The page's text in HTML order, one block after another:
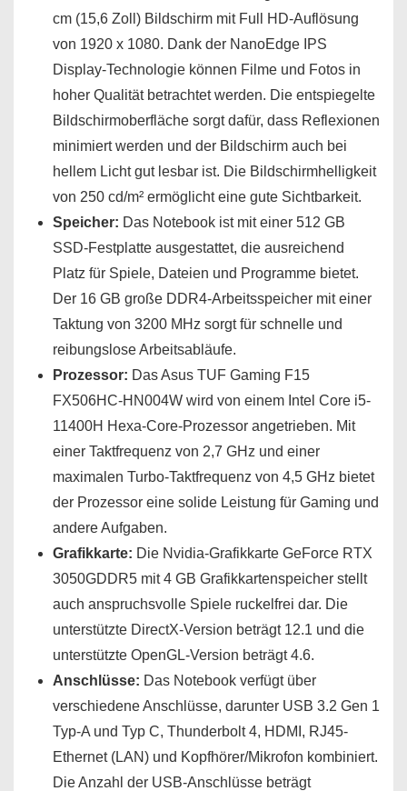
cm (15,6 Zoll) Bildschirm mit Full HD-Auflösung
von 1920 x 1080. Dank der NanoEdge IPS
Display-Technologie können Filme und Fotos in
hoher Qualität betrachtet werden. Die entspiegelte
Bildschirmoberfläche sorgt dafür, dass Reflexionen
minimiert werden und der Bildschirm auch bei
hellem Licht gut lesbar ist. Die Bildschirmhelligkeit
von 250 cd/m² ermöglicht eine gute Sichtbarkeit.
Speicher: Das Notebook ist mit einer 512 GB
SSD-Festplatte ausgestattet, die ausreichend
Platz für Spiele, Dateien und Programme bietet.
Der 16 GB große DDR4-Arbeitsspeicher mit einer
Taktung von 3200 MHz sorgt für schnelle und
reibungslose Arbeitsabläufe.
Prozessor: Das Asus TUF Gaming F15
FX506HC-HN004W wird von einem Intel Core i5-
11400H Hexa-Core-Prozessor angetrieben. Mit
einer Taktfrequenz von 2,7 GHz und einer
maximalen Turbo-Taktfrequenz von 4,5 GHz bietet
der Prozessor eine solide Leistung für Gaming und
andere Aufgaben.
Grafikkarte: Die Nvidia-Grafikkarte GeForce RTX
3050GDDR5 mit 4 GB Grafikkartenspeicher stellt
auch anspruchsvolle Spiele ruckelfrei dar. Die
unterstützte DirectX-Version beträgt 12.1 und die
unterstützte OpenGL-Version beträgt 4.6.
Anschlüsse: Das Notebook verfügt über
verschiedene Anschlüsse, darunter USB 3.2 Gen 1
Typ-A und Typ C, Thunderbolt 4, HDMI, RJ45-
Ethernet (LAN) und Kopfhörer/Mikrofon kombiniert.
Die Anzahl der USB-Anschlüsse beträgt